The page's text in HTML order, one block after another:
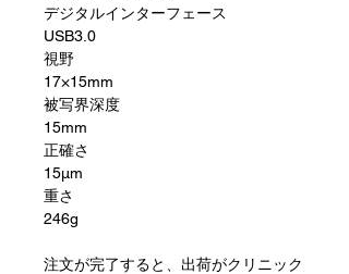
デジタルインターフェース
USB3.0
視野
17×15mm
被写界深度
15mm
正確さ
15μm
重さ
246g
注文が完了すると、出荷がクリニック